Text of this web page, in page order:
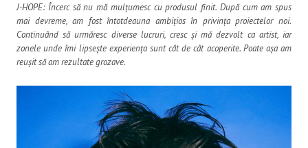
J-HOPE: Încerc să nu mă mulțumesc cu produsul finit. După cum am spus
mai devreme, am fost întotdeauna ambițios în privința proiectelor noi.
Continuând să urmăresc diverse lucruri, cresc și mă dezvolt ca artist, iar
zonele unde îmi lipsește experiența sunt cât de cât acoperite. Poate așa am
reușit să am rezultate grozave.